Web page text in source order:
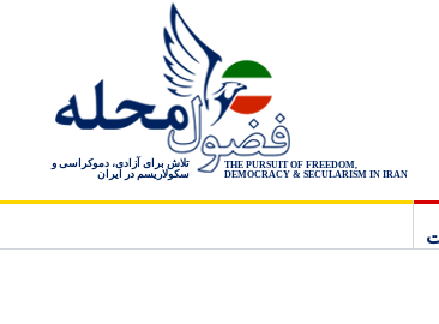
THE PURSUIT OF FREEDOM,
DEMOCRACY & SECULARISM IN IRAN
تلاش برای آزادی، دموکراسی و
سکولاریسم در ایران